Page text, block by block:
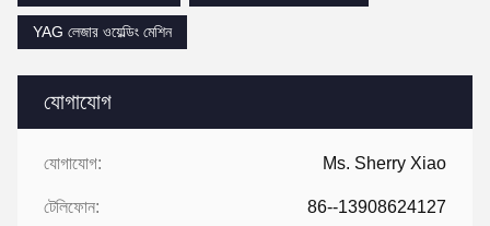
যোগাযোগ
যোগাযোগ: Ms. Sherry Xiao
টেলিফোন: 86--13908624127
YAG লেজার ওয়েল্ডিং মেশিন